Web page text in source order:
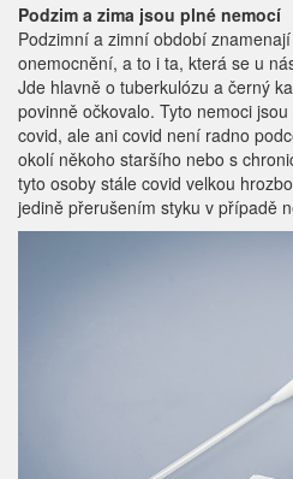
Podzim a zima jsou plné nemocí
Podzimní a zimní období
onemocnění, a to i ta, která se u
Jde hlavně o tuberkulózu a černý
povinně očkovalo. Tyto nemoci
covid, ale ani covid není radno
okolí někoho staršího nebo s
tyto osoby stále covid velkou
jedině přerušením styku v případě